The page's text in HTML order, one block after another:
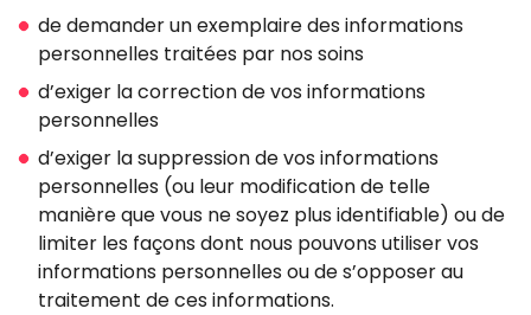
de demander un exemplaire des informations
personnelles traitées par nos soins
d’exiger la correction de vos informations
personnelles
d’exiger la suppression de vos informations
personnelles (ou leur modification de telle
manière que vous ne soyez plus identifiable) ou de
limiter les façons dont nous pouvons utiliser vos
informations personnelles ou de s’opposer au
traitement de ces informations.